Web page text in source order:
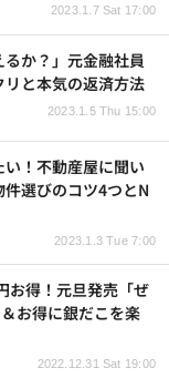
2023.1.7 Sat 17:00
2023.1.5 Thu 15:00
るか？」元金融社員
と本気の返済方法
2023.1.3 Tue 7:00
！不動産屋に聞い
選びのコツ4つとN
2022.12.31 Sat 19:00
お得！元旦発売「ぜ
お得に銀だこを楽